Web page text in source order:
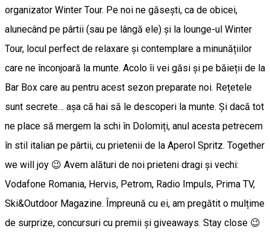
organizator Winter Tour. Pe noi ne găsești, ca de obicei,
alunecând pe pârtii (sau pe lângă ele) și la lounge-ul Winter
Tour, locul perfect de relaxare și contemplare a minunățiilor
care ne înconjoară la munte. Acolo îi vei găsi și pe băieții de la
Bar Box care au pentru acest sezon preparate noi. Rețetele
sunt secrete… așa că hai să le descoperi la munte. Și dacă tot
ne place să mergem la schi în Dolomiți, anul acesta petrecem
în stil italian pe pârtii, cu prietenii de la Aperol Spritz. Together
we will joy 😉 Avem alături de noi prieteni dragi și vechi:
Vodafone Romania, Hervis, Petrom, Radio Impuls, Prima TV,
Ski&Outdoor Magazine. Împreună cu ei, am pregătit o mulțime
de surprize, concursuri cu premii și giveaways. Stay close 😉